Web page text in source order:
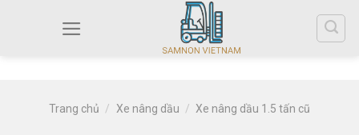
Trang chủ / Xe nâng dầu / Xe nâng dầu 1.5 tấn cũ